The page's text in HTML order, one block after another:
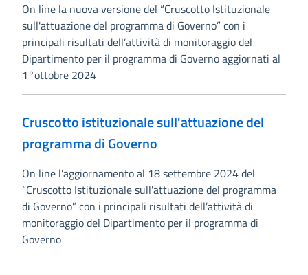
On line la nuova versione del “Cruscotto Istituzionale
sull'attuazione del programma di Governo” con i
principali risultati dell’attività di monitoraggio del
Dipartimento per il programma di Governo aggiornati al
1°ottobre 2024
Cruscotto istituzionale sull'attuazione del
programma di Governo
On line l’aggiornamento al 18 settembre 2024 del
“Cruscotto Istituzionale sull'attuazione del programma
di Governo” con i principali risultati dell’attività di
monitoraggio del Dipartimento per il programma di
Governo